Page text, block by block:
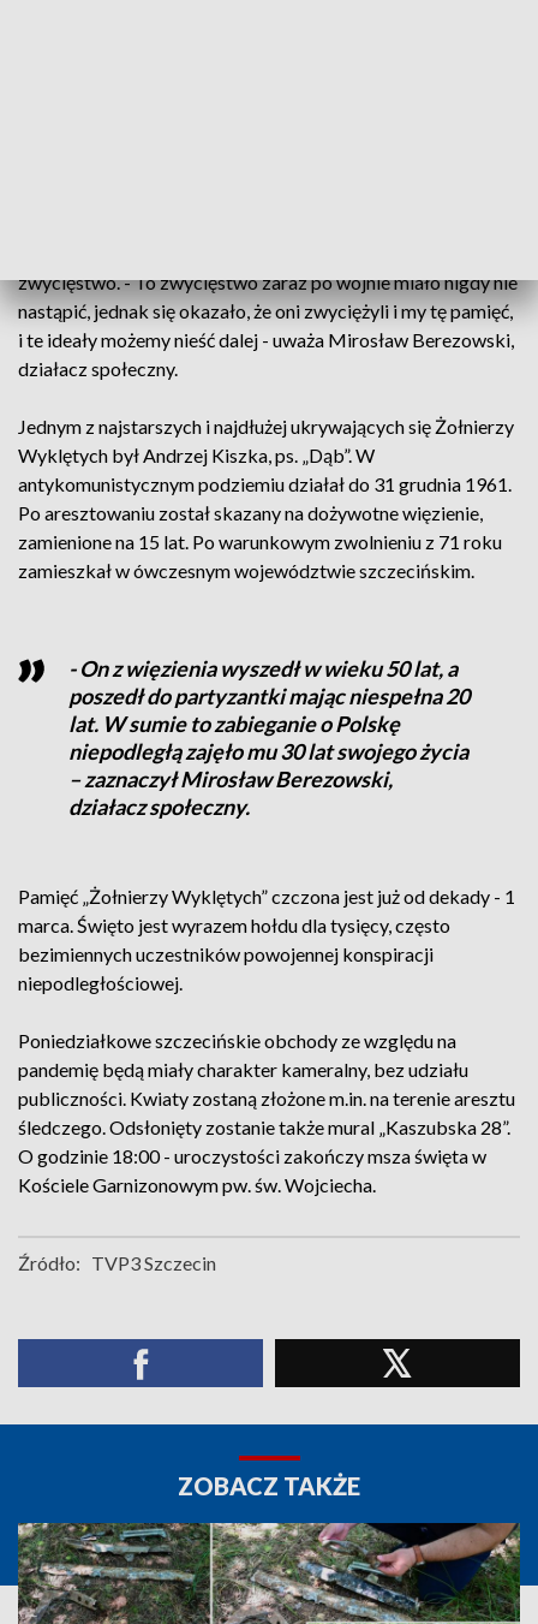
zwycięstwo. - To zwycięstwo zaraz po wojnie miało nigdy nie
nastąpić, jednak się okazało, że oni zwyciężyli i my tę pamięć,
i te ideały możemy nieść dalej - uważa Mirosław Berezowski,
działacz społeczny.
Jednym z najstarszych i najdłużej ukrywających się Żołnierzy
Wyklętych był Andrzej Kiszka, ps. „Dąb”. W
antykomunistycznym podziemiu działał do 31 grudnia 1961.
Po aresztowaniu został skazany na dożywotne więzienie,
zamienione na 15 lat. Po warunkowym zwolnieniu z 71 roku
zamieszkał w ówczesnym województwie szczecińskim.
- On z więzienia wyszedł w wieku 50 lat, a
poszedł do partyzantki mając niespełna 20
lat. W sumie to zabieganie o Polskę
niepodległą zajęło mu 30 lat swojego życia
– zaznaczył Mirosław Berezowski,
działacz społeczny.
Pamięć „Żołnierzy Wyklętych” czczona jest już od dekady - 1
marca. Święto jest wyrazem hołdu dla tysięcy, często
bezimiennych uczestników powojennej konspiracji
niepodległościowej.
Poniedziałkowe szczecińskie obchody ze względu na
pandemię będą miały charakter kameralny, bez udziału
publiczności. Kwiaty zostaną złożone m.in. na terenie aresztu
śledczego. Odsłonięty zostanie także mural „Kaszubska 28”.
O godzinie 18:00 - uroczystości zakończy msza święta w
Kościele Garnizonowym pw. św. Wojciecha.
Źródło: TVP3 Szczecin
ZOBACZ TAKŻE